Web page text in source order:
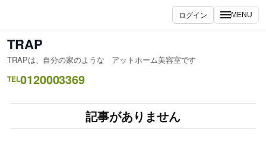
を
ス
キ
ッ
ログイン MENU
TRAP
TRAPは、自分の家のような アットホーム美容室です
TEL0120003369
記事がありません